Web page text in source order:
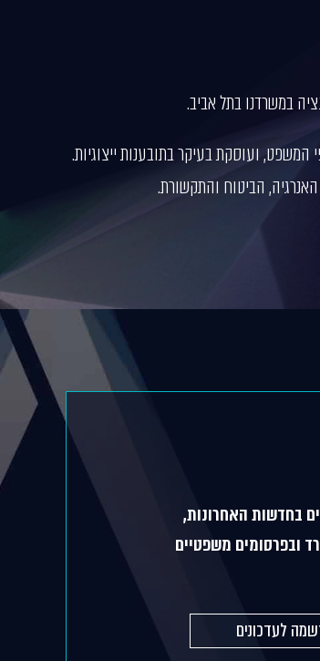
במשרדנו בתל אביב.
המשפט, ועוסקת בעיקר בתובענות ייצוגיות.
הביטוח והתקשורת.
בחדשות האחרונות,
ובפרסומים משפטיים
לעדכונים